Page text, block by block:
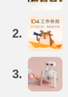
2.
3.